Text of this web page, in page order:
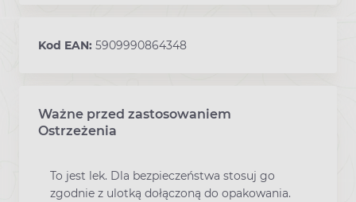
Kod EAN: 5909990864348
Ważne przed zastosowaniem
Ostrzeżenia
To jest lek. Dla bezpieczeństwa stosuj go
zgodnie z ulotką dołączoną do opakowania.